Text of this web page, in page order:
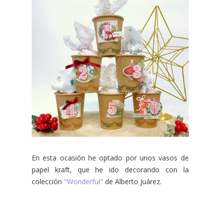
En esta ocasión he optado por unos vasos de
papel kraft, que he ido decorando con la
colección "Wonderful" de Alberto Juárez.